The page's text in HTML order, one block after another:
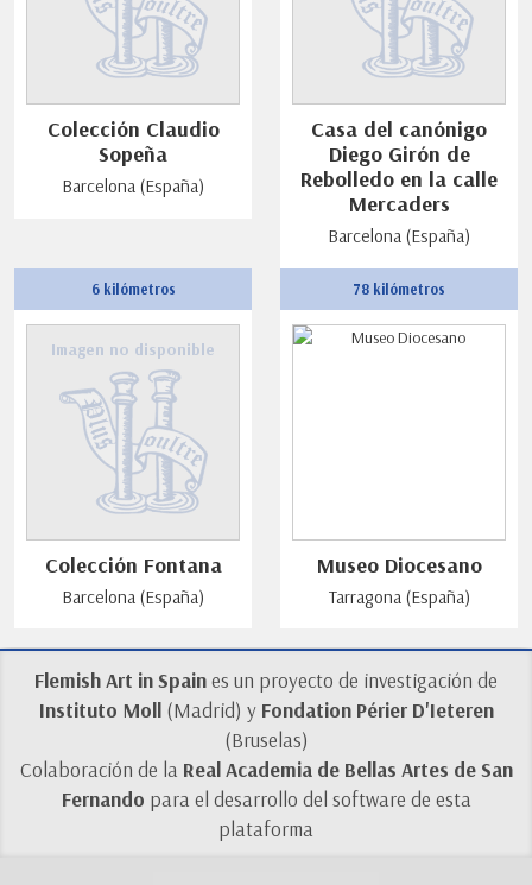
Colección Claudio
Sopeña
Barcelona (España)
Casa del canónigo
Diego Girón de
Rebolledo en la calle
Mercaders
Barcelona (España)
6 kilómetros
Imagen no disponible
Colección Fontana
Barcelona (España)
78 kilómetros
Museo Diocesano
Tarragona (España)
Flemish Art in Spaines un proyecto de investigación de
Instituto Moll(Madrid) y Fondation Périer D'Ieteren
(Bruselas)
Colaboración de la Real Academia de Bellas Artes de San
Fernando para el desarrollo del software de esta
plataforma